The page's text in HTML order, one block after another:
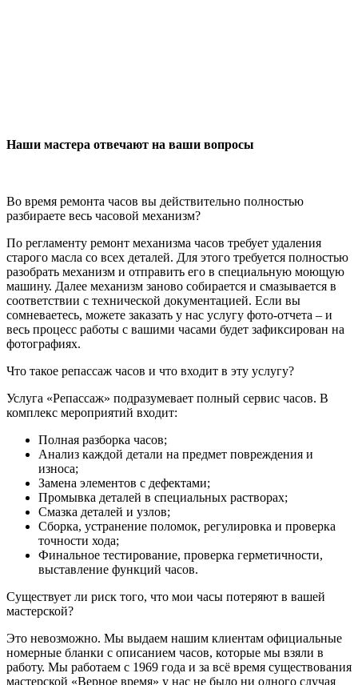
Наши мастера отвечают на ваши вопросы
Во время ремонта часов вы действительно полностью
разбираете весь часовой механизм?
По регламенту ремонт механизма часов требует удаления
старого масла со всех деталей. Для этого требуется полностью
разобрать механизм и отправить его в специальную моющую
машину. Далее механизм заново собирается и смазывается в
соответствии с технической документацией. Если вы
сомневаетесь, можете заказать у нас услугу фото-отчета – и
весь процесс работы с вашими часами будет зафиксирован на
фотографиях.
Что такое репассаж часов и что входит в эту услугу?
Услуга «Репассаж» подразумевает полный сервис часов. В
комплекс мероприятий входит:
Полная разборка часов;
Анализ каждой детали на предмет повреждения и
износа;
Замена элементов с дефектами;
Промывка деталей в специальных растворах;
Смазка деталей и узлов;
Сборка, устранение поломок, регулировка и проверка
точности хода;
Финальное тестирование, проверка герметичности,
выставление функций часов.
Существует ли риск того, что мои часы потеряют в вашей
мастерской?
Это невозможно. Мы выдаем нашим клиентам официальные
номерные бланки с описанием часов, которые мы взяли в
работу. Мы работаем с 1969 года и за всё время существования
мастерской «Верное время» у нас не было ни одного случая